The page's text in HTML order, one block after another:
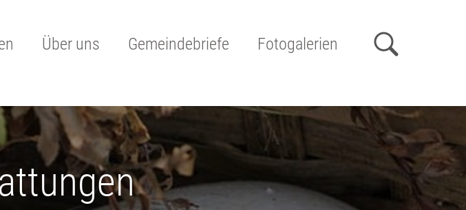
Über uns Gemeindebriefe Fotogalerien